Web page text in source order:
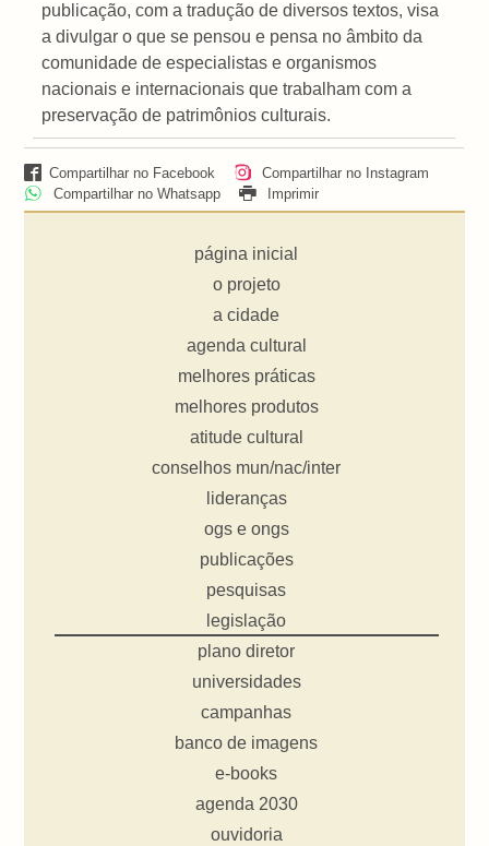
publicação, com a tradução de diversos textos, visa
a divulgar o que se pensou e pensa no âmbito da
comunidade de especialistas e organismos
nacionais e internacionais que trabalham com a
preservação de patrimônios culturais.
Compartilhar no Facebook
Compartilhar no Instagram
Compartilhar no Whatsapp
Imprimir
página inicial
o projeto
a cidade
agenda cultural
melhores práticas
melhores produtos
atitude cultural
conselhos mun/nac/inter
lideranças
ogs e ongs
publicações
pesquisas
legislação
plano diretor
universidades
campanhas
banco de imagens
e-books
agenda 2030
ouvidoria